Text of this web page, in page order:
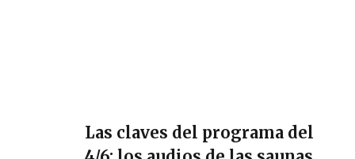
Las claves del programa del